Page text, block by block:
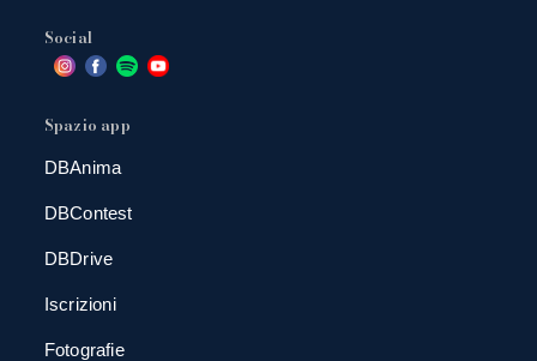
Social
Spazio app
DBAnima
DBContest
DBDrive
Iscrizioni
Fotografie